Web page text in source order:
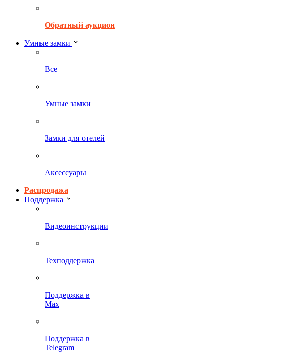
Обратный аукцион
Умные замки
Все
Умные замки
Замки для отелей
Аксессуары
Распродажа
Поддержка
Видеоинструкции
Техподдержка
Поддержка в
Max
Поддержка в
Telegram